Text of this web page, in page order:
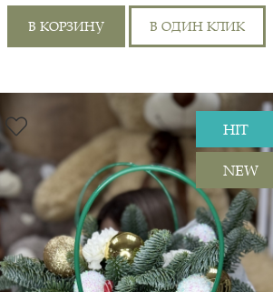
ГОРТЕНЗИЯ 1ШТ,
ХРИЗАНТЕМА КУСТОВАЯ
2ШТ, САНТИНИ 3ШТ, РОЗА
60СМ 3ШТ, ГЕРБЕРА 1ШТ,
ГВОЗДИКА ЦВЕТНАЯ 3Ш...
60 СМ
В КОРЗИНУ В ОДИН КЛИК
HIT
NEW